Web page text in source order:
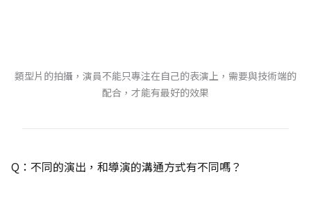
類型片的拍攝，演員不能只專注在自己的表演上，需要與技術端的
配合，才能有最好的效果
Q：不同的演出，和導演的溝通方式有不同嗎？